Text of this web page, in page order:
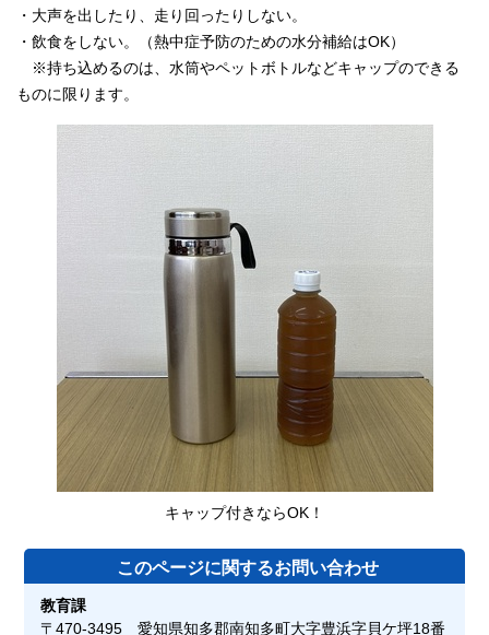
・大声を出したり、走り回ったりしない。
・飲食をしない。（熱中症予防のための水分補給はOK）
※持ち込めるのは、水筒やペットボトルなどキャップのできる
ものに限ります。
キャップ付きならOK！
このページに関するお問い合わせ
教育課
〒470-3495 愛知県知多郡南知多町大字豊浜字貝ケ坪18番